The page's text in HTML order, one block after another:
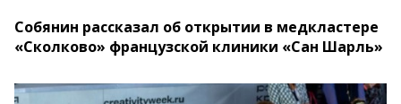
Собянин рассказал об открытии в медкластере
«Сколково» французской клиники «Сан Шарль»